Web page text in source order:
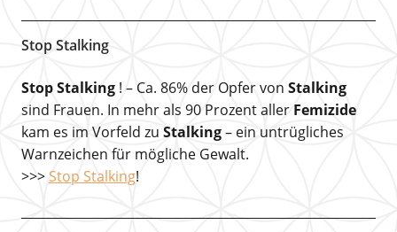
Stop Stalking
Stop Stalking! – Ca. 86% der Opfer von Stalking
sind Frauen. In mehr als 90 Prozent aller Femizide
kam es im Vorfeld zu Stalking– ein untrügliches
Warnzeichen für mögliche Gewalt.
>>>Stop Stalking!